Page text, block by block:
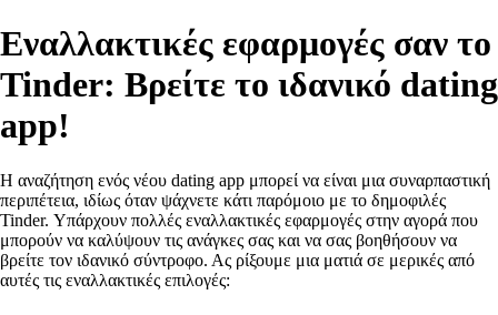
Εναλλακτικές εφαρμογές σαν το
Tinder: Βρείτε το ιδανικό dating
app!
Η αναζήτηση ενός νέου dating app μπορεί να είναι μια συναρπαστική
περιπέτεια, ιδίως όταν ψάχνετε κάτι παρόμοιο με το δημοφιλές
Tinder. Υπάρχουν πολλές εναλλακτικές εφαρμογές στην αγορά που
μπορούν να καλύψουν τις ανάγκες σας και να σας βοηθήσουν να
βρείτε τον ιδανικό σύντροφο. Ας ρίξουμε μια ματιά σε μερικές από
αυτές τις εναλλακτικές επιλογές: